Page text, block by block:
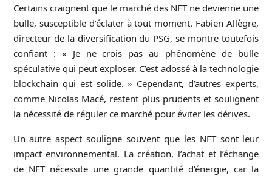
Certains craignent que le marché des NFT ne devienne une
bulle, susceptible d’éclater à tout moment. Fabien Allègre,
directeur de la diversification du PSG, se montre toutefois
confiant : « Je ne crois pas au phénomène de bulle
spéculative qui peut exploser. C’est adossé à la technologie
blockchain qui est solide. » Cependant, d’autres experts,
comme Nicolas Macé, restent plus prudents et soulignent
la nécessité de réguler ce marché pour éviter les dérives.
Un autre aspect souligne souvent que les NFT sont leur
impact environnemental. La création, l’achat et l’échange
de NFT nécessite une grande quantité d’énergie, car la